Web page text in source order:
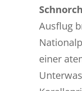
Ausflug
einer